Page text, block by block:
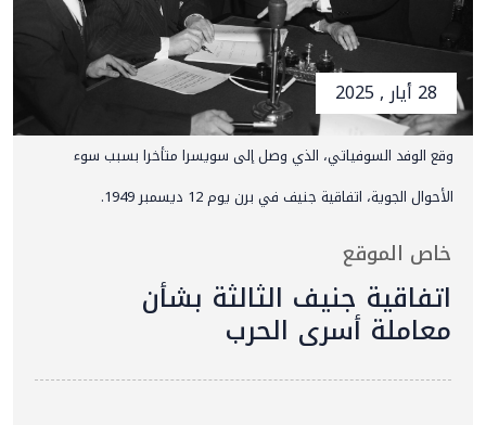
28 أيار , 2025
وقع الوفد السوفياتي، الذي وصل إلى سويسرا متأخرا بسبب سوء
الأحوال الجوية، اتفاقية جنيف في برن يوم 12 ديسمبر 1949.
خاص الموقع
اتفاقية جنيف الثالثة بشأن
معاملة أسرى الحرب